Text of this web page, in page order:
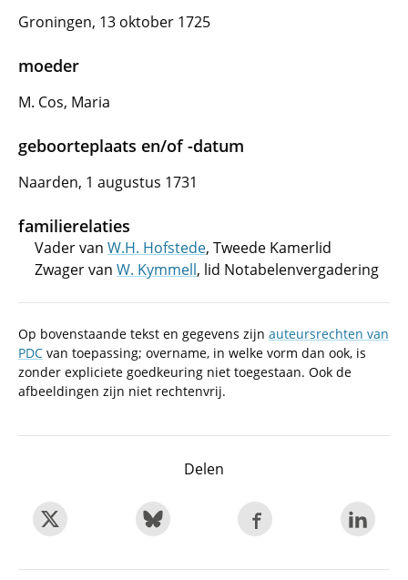
Groningen, 13 oktober 1725
moeder
M. Cos, Maria
geboorteplaats en/of -datum
Naarden, 1 augustus 1731
familierelaties
Vader van W.H. Hofstede, Tweede Kamerlid
Zwager van W. Kymmell, lid Notabelenvergadering
Op bovenstaande tekst en gegevens zijn auteursrechten van
PDC van toepassing; overname, in welke vorm dan ook, is
zonder expliciete goedkeuring niet toegestaan. Ook de
afbeeldingen zijn niet rechtenvrij.
Delen